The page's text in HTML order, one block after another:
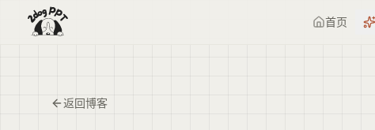
首页
返回博客